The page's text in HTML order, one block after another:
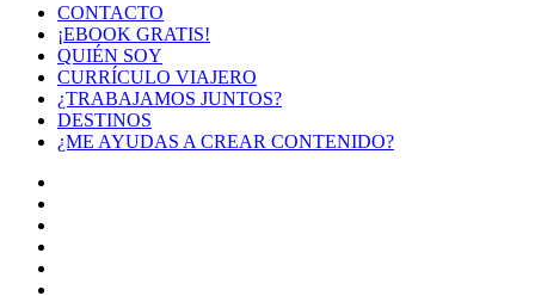
CONTACTO
¡EBOOK GRATIS!
QUIÉN SOY
CURRÍCULO VIAJERO
¿TRABAJAMOS JUNTOS?
DESTINOS
¿ME AYUDAS A CREAR CONTENIDO?